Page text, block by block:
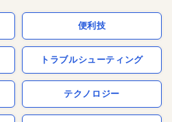
便利技
トラブルシューティング
テクノロジー